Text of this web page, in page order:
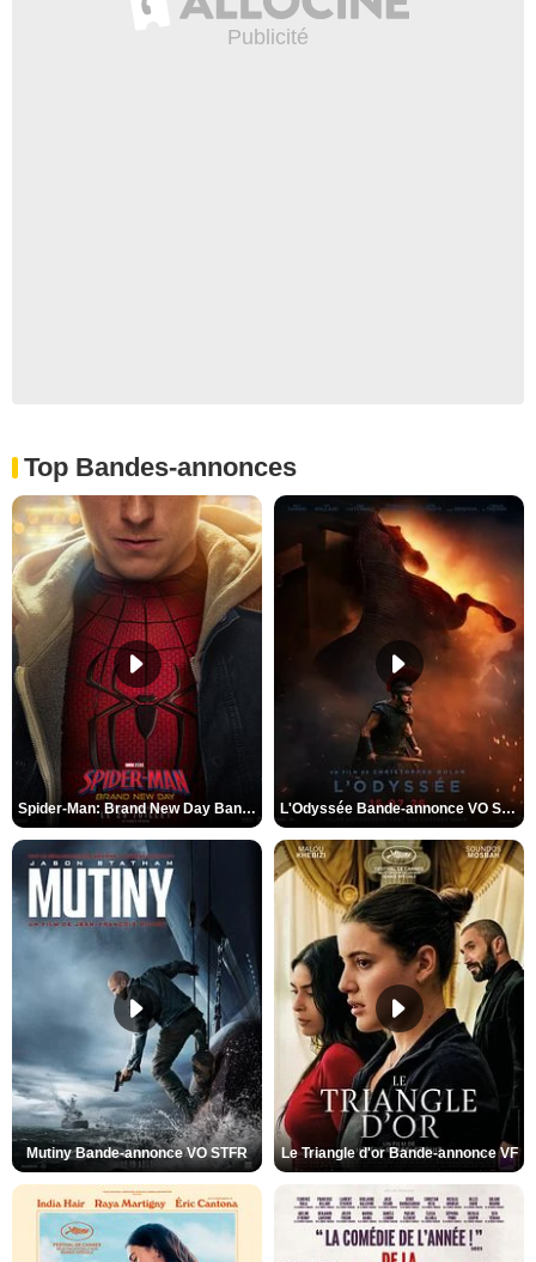
Top Bandes-annonces
Spider-Man: Brand New Day Bande-annonce VO STFR L'Odyssée Bande-annonce VO STFR
Mutiny Bande-annonce VO STFR Le Triangle d'or Bande-annonce VF